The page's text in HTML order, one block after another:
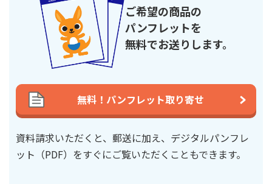
ご希望の商品の
パンフレットを
無料でお送りします。
無料！パンフレット取り寄せ
資料請求いただくと、郵送に加え、デジタルパンフレ
ット（PDF）をすぐにご覧いただくこともできます。